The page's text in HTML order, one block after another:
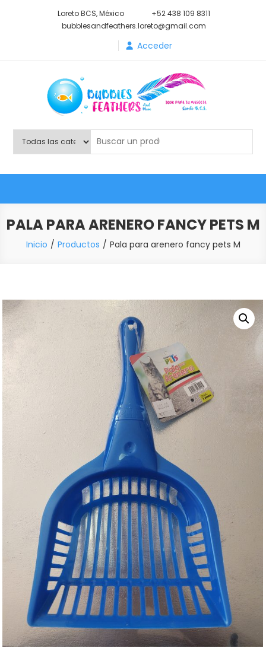
Loreto BCS, México
+52 438 109 8311
bubblesandfeathers.loreto@gmail.com
Acceder
Shop Bubbles Feathers And
More
PALA PARA ARENERO FANCY PETS M
Inicio Productos Pala para arenero fancy pets M